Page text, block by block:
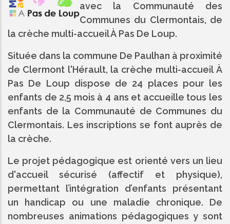
avec la Communauté des
Communes du Clermontais, de
la crèche multi-accueil À Pas De Loup.
Située dans la commune De Paulhan à proximité
de Clermont l'Hérault, la crèche multi-accueil À
Pas De Loup dispose de 24 places pour les
enfants de 2,5 mois à 4 ans et accueille tous les
enfants de la Communauté de Communes du
Clermontais. Les inscriptions se font auprès de
la crèche.
Le projet pédagogique est orienté vers un lieu
d'accueil sécurisé (affectif et physique),
permettant l’intégration d’enfants présentant
un handicap ou une maladie chronique. De
nombreuses animations pédagogiques y sont